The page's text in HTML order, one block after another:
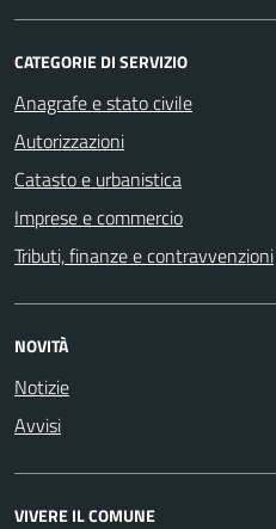
CATEGORIE DI SERVIZIO
Anagrafe e stato civile
Autorizzazioni
Catasto e urbanistica
Imprese e commercio
Tributi, finanze e contravvenzioni
NOVITÀ
Notizie
Avvisi
VIVERE IL COMUNE